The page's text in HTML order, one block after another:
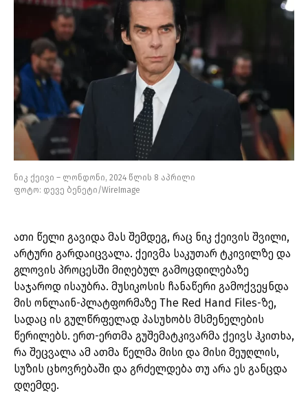
ნიკ ქეივი – ლონდონი, 2024 წლის 8 აპრილი
ფოტო: დევე ბენეტი/WireImage
ათი წელი გავიდა მას შემდეგ, რაც ნიკ ქეივის შვილი,
არტური გარდაიცვალა. ქეივმა საკუთარ ტკივილზე და
გლოვის პროცესში მიღებულ გამოცდილებაზე
საჯაროდ ისაუბრა. მუსიკოსის ჩანაწერი გამოქვეყნდა
მის ონლაინ-პლატფორმაზე The Red Hand Files-ზე,
სადაც ის გულწრფელად პასუხობს მსმენელების
წერილებს. ერთ-ერთმა გუშემატკივარმა ქეივს ჰკითხა,
რა შეცვალა ამ ათმა წელმა მისი და მისი მეუღლის,
სუზის ცხოვრებაში და გრძელდება თუ არა ეს განცდა
დღემდე.